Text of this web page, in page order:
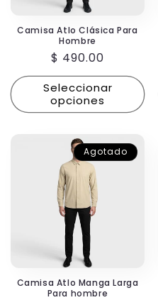
Camisa Atlo Clásica Para
Hombre
Precio
habitual
$ 490.00
Seleccionar
opciones
Agotado
Camisa Atlo Manga Larga
Para hombre